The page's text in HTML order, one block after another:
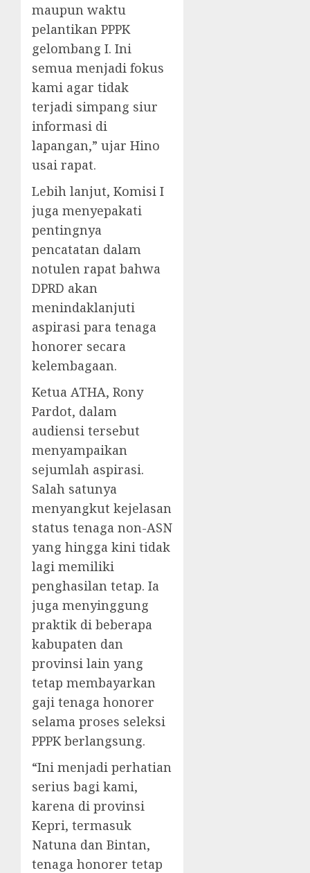
maupun waktu
pelantikan PPPK
gelombang I. Ini
semua menjadi fokus
kami agar tidak
terjadi simpang siur
informasi di
lapangan,” ujar Hino
usai rapat.
Lebih lanjut, Komisi I
juga menyepakati
pentingnya
pencatatan dalam
notulen rapat bahwa
DPRD akan
menindaklanjuti
aspirasi para tenaga
honorer secara
kelembagaan.
Ketua ATHA, Rony
Pardot, dalam
audiensi tersebut
menyampaikan
sejumlah aspirasi.
Salah satunya
menyangkut kejelasan
status tenaga non-ASN
yang hingga kini tidak
lagi memiliki
penghasilan tetap. Ia
juga menyinggung
praktik di beberapa
kabupaten dan
provinsi lain yang
tetap membayarkan
gaji tenaga honorer
selama proses seleksi
PPPK berlangsung.
“Ini menjadi perhatian
serius bagi kami,
karena di provinsi
Kepri, termasuk
Natuna dan Bintan,
tenaga honorer tetap